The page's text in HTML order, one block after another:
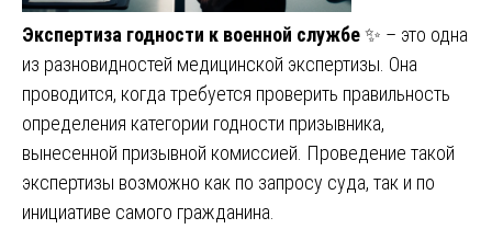
Экспертиза годности к военной службе✨ – это одна
из разновидностей медицинской экспертизы. Она
проводится, когда требуется проверить правильность
определения категории годности призывника,
вынесенной призывной комиссией. Проведение такой
экспертизы возможно как по запросу суда, так и по
инициативе самого гражданина.